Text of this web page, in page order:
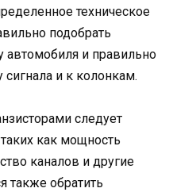
техническое
подобрать
автомобиля и правильно
сигнала и к колонкам.
следует
как мощность
каналов и другие
также обратить